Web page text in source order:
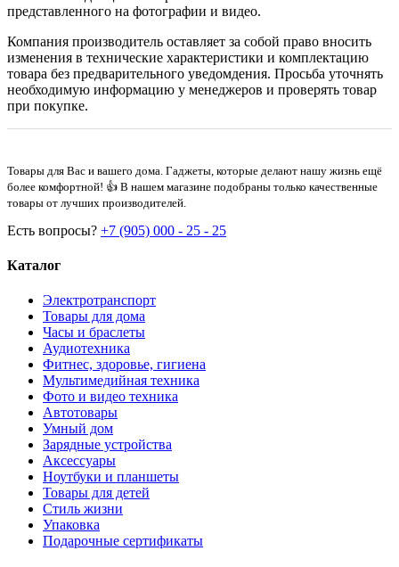
представленного на фотографии и видео.
Компания производитель оставляет за собой право вносить
изменения в технические характеристики и комплектацию
товара без предварительного уведомдения. Просьба уточнять
необходимую информацию у менеджеров и проверять товар
при покупке.
Товары для Вас и вашего дома. Гаджеты, которые делают нашу жизнь ещё
более комфортной! 👍 В нашем магазине подобраны только качественные
товары от лучших производителей.
Есть вопросы? +7 (905) 000 - 25 - 25
Каталог
Электротранспорт
Товары для дома
Часы и браслеты
Аудиотехника
Фитнес, здоровье, гигиена
Мультимедийная техника
Фото и видео техника
Автотовары
Умный дом
Зарядные устройства
Аксессуары
Ноутбуки и планшеты
Товары для детей
Стиль жизни
Упаковка
Подарочные сертификаты